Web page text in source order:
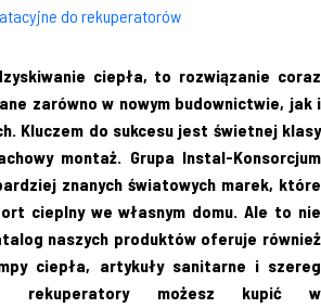
do rekuperatorów
ciepła, to rozwiązanie coraz
zarówno w nowym budownictwie, jak i
Kluczem do sukcesu jest świetnej klasy
montaż. Grupa Instal-Konsorcjum
znanych światowych marek, które
cieplny we własnym domu. Ale to nie
naszych produktów oferuje również
ciepła, artykuły sanitarne i szereg
rekuperatory możesz kupić w